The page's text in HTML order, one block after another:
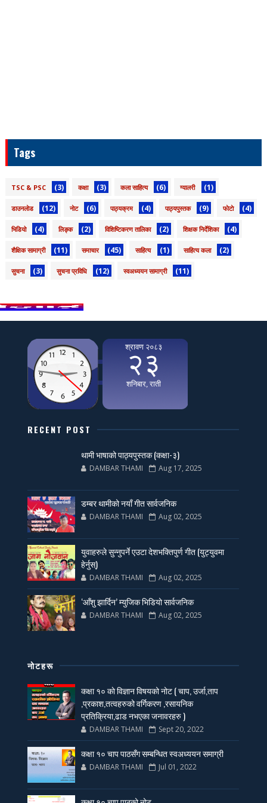
Tags
TSC & PSC (3) कक्षा (3) कला साहित्य (6) ग्यालरी (1)
डाउनलाेड (12) नाेट (6) पाठ्यक्रम (4) पाठ्यपुस्तक (9) फाेटाे (4)
भिडियो (4) लिङ्क (2) विशिष्टिकरण तालिका (2) शिक्षक निर्देशिका (4)
शैक्षिक सामाग्री (11) समाचार (45) साहित्य (1) साहित्य कला (2)
सुचना (3) सुचना प्रविधि (12) स्वअध्ययन सामाग्री (11)
RECENT POST
थामी भाषाको पाठ्यपुस्तक (कक्षा-३)
DAMBAR THAMI Aug 17, 2025
डम्बर थामीको नयाँ गीत सार्वजनिक
DAMBAR THAMI Aug 02, 2025
युवाहरुले सुन्नुपर्ने एउटा देशभक्तिपुर्ण गीत (युट्युवमा
हेर्नुस्)
DAMBAR THAMI Aug 02, 2025
‘आँशु झार्दिन’ म्युजिक भिडियो सार्वजनिक
DAMBAR THAMI Aug 02, 2025
नाेटहरू
कक्षा १० काे विज्ञान विषयको नोट ( चाप, उर्जा,ताप
,प्रकाश,तत्वहरुको वर्गिकरण ,रसायनिक
प्रतिक्रिया,ढाड नभएका जनावरहरु )
DAMBAR THAMI Sept 20, 2022
कक्षा १० चाप पाठसँग सम्बन्धित स्वअध्ययन समाग्री
DAMBAR THAMI Jul 01, 2022